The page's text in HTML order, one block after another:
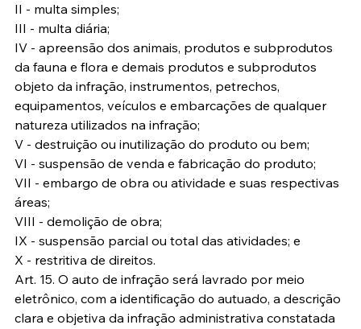
II - multa simples;
III - multa diária;
IV - apreensão dos animais, produtos e subprodutos
da fauna e flora e demais produtos e subprodutos
objeto da infração, instrumentos, petrechos,
equipamentos, veículos e embarcações de qualquer
natureza utilizados na infração;
V - destruição ou inutilização do produto ou bem;
VI - suspensão de venda e fabricação do produto;
VII - embargo de obra ou atividade e suas respectivas
áreas;
VIII - demolição de obra;
IX - suspensão parcial ou total das atividades; e
X - restritiva de direitos.
Art. 15. O auto de infração será lavrado por meio
eletrônico, com a identificação do autuado, a descrição
clara e objetiva da infração administrativa constatada